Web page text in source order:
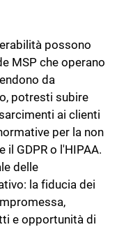
possono
MSP che operano
da
potresti subire
ai clienti
per la non
GDPR o l'HIPAA.
delle
la fiducia dei
e opportunità di